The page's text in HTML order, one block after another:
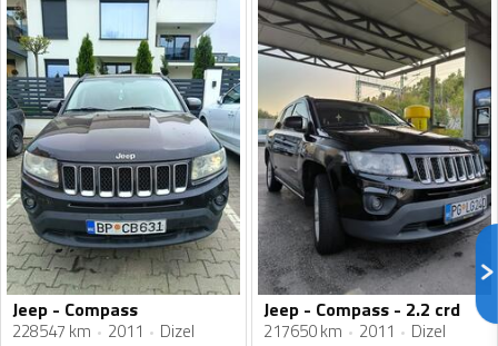
Jeep - Compass
228547 km 2011 Dizel
Jeep - Compass - 2.2 crd
217650 km 2011 Dizel